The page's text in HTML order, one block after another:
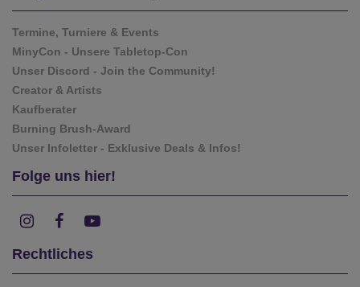
Termine, Turniere & Events
MinyCon - Unsere Tabletop-Con
Unser Discord - Join the Community!
Creator & Artists
Kaufberater
Burning Brush-Award
Unser Infoletter - Exklusive Deals & Infos!
Folge uns hier!
Rechtliches